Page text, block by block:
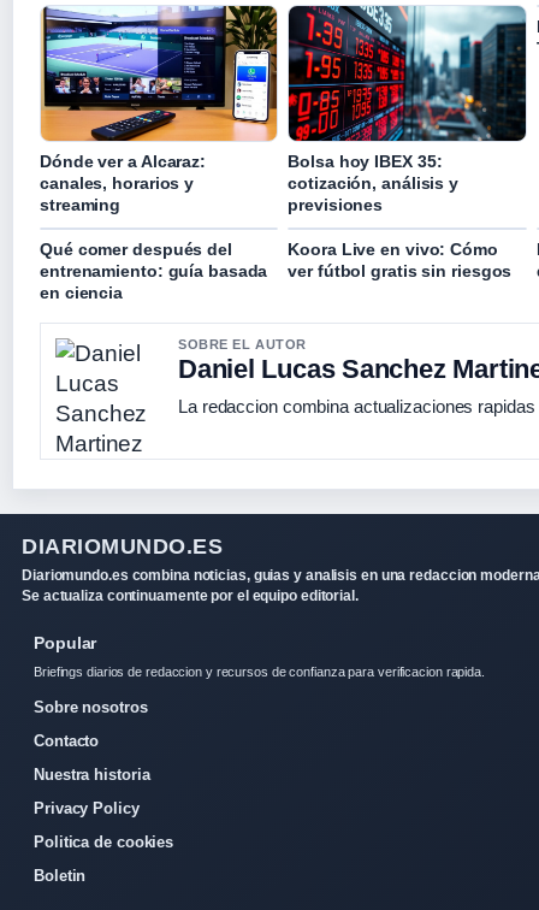
Dónde ver a Alcaraz:
canales, horarios y
streaming
Bolsa hoy IBEX 35:
cotización, análisis y
previsiones
Qué comer después del
entrenamiento: guía basada
en ciencia
Koora Live en vivo: Cómo
ver fútbol gratis sin riesgos
SOBRE EL AUTOR
Daniel Lucas Sanchez
La redaccion combina actualizaciones
DIARIOMUNDO.ES
Diariomundo.es combina noticias, guias y analisis en una redaccion
Se actualiza continuamente por el equipo editorial.
Popular
Briefings diarios de redaccion y recursos de confianza para verificacion rapida.
Sobre nosotros
Contacto
Nuestra historia
Privacy Policy
Politica de cookies
Boletin